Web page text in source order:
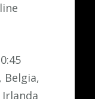
Belgia,
Irlanda